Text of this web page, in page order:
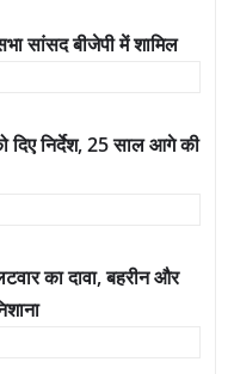
सांसद बीजेपी में शामिल
दिए निर्देश, 25 साल आगे की
का दावा, बहरीन और